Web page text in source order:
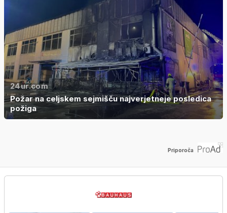
24ur.com
Požar na celjskem sejmišču najverjetneje posledica
požiga
Priporoča